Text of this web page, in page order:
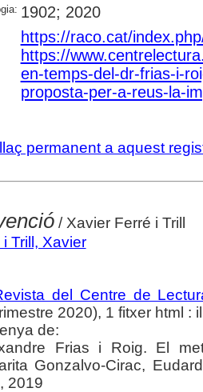
1902; 2020
https://raco.cat/
https://
en-temps-del-dr-frias-i-
proposta-per-a-reus-la-
permanent a aquest
/ Xavier Ferré i Trill
i Trill, Xavier
del Centre de
2020), 1 fitxer html :
de:
Frias i Roig. El
Gonzalvo-Cirac,
2019